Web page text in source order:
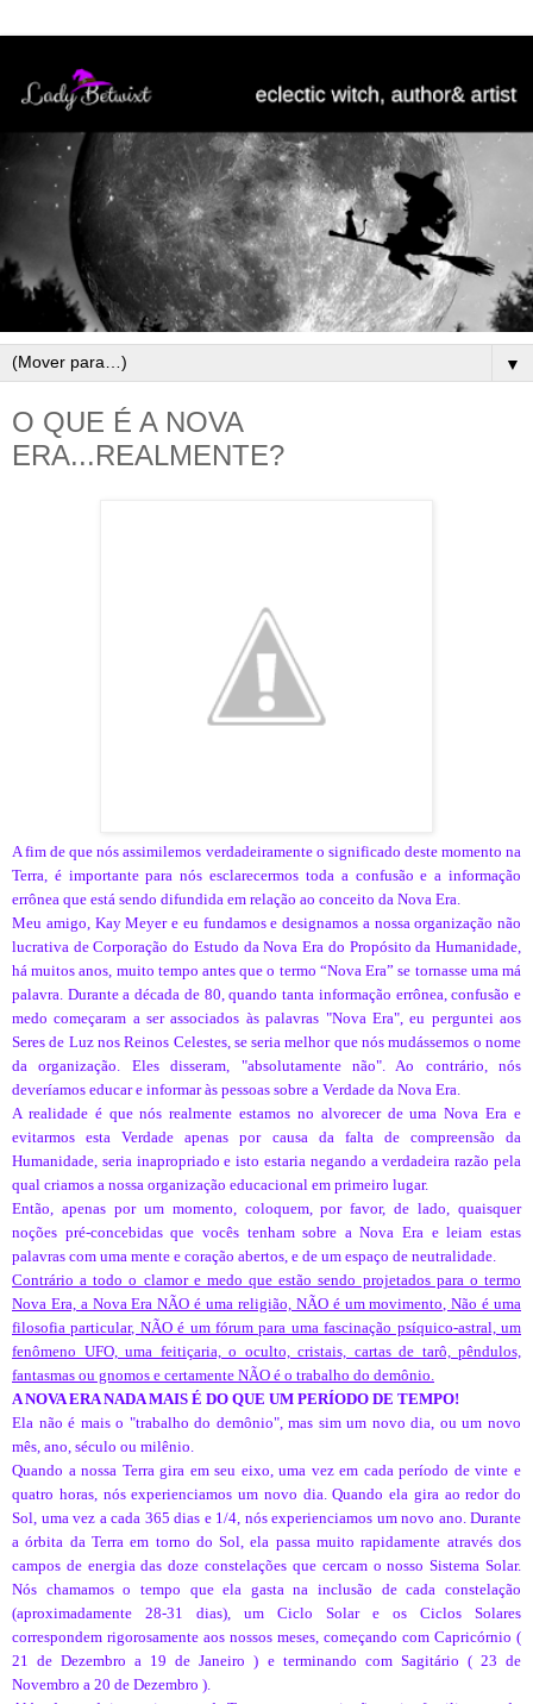
▼
O QUE É A NOVA
ERA...REALMENTE?
A fim de que nós assimilemos verdadeiramente o significado deste momento na
Terra, é importante para nós esclarecermos toda a confusão e a informação
errônea que está sendo difundida em relação ao conceito da Nova Era.
Meu amigo, Kay Meyer e eu fundamos e designamos a nossa organização não
lucrativa de Corporação do Estudo da Nova Era do Propósito da Humanidade,
há muitos anos, muito tempo antes que o termo “Nova Era” se tornasse uma má
palavra. Durante a década de 80, quando tanta informação errônea, confusão e
medo começaram a ser associados às palavras "Nova Era", eu perguntei aos
Seres de Luz nos Reinos Celestes, se seria melhor que nós mudássemos o nome
da organização. Eles disseram, "absolutamente não". Ao contrário, nós
deveríamos educar e informar às pessoas sobre a Verdade da Nova Era.
A realidade é que nós realmente estamos no alvorecer de uma Nova Era e
evitarmos esta Verdade apenas por causa da falta de compreensão da
Humanidade, seria inapropriado e isto estaria negando a verdadeira razão pela
qual criamos a nossa organização educacional em primeiro lugar.
Então, apenas por um momento, coloquem, por favor, de lado, quaisquer
noções pré-concebidas que vocês tenham sobre a Nova Era e leiam estas
palavras com uma mente e coração abertos, e de um espaço de neutralidade.
Contrário a todo o clamor e medo que estão sendo projetados para o termo
Nova Era, a Nova Era NÃO é uma religião, NÃO é um movimento, Não é uma
filosofia particular, NÃO é um fórum para uma fascinação psíquico-astral, um
fenômeno UFO, uma feitiçaria, o oculto, cristais, cartas de tarô, pêndulos,
fantasmas ou gnomos e certamente NÃO é o trabalho do demônio.
A NOVA ERA NADA MAIS É DO QUE UM PERÍODO DE TEMPO!
Ela não é mais o "trabalho do demônio", mas sim um novo dia, ou um novo
mês, ano, século ou milênio.
Quando a nossa Terra gira em seu eixo, uma vez em cada período de vinte e
quatro horas, nós experienciamos um novo dia. Quando ela gira ao redor do
Sol, uma vez a cada 365 dias e 1/4, nós experienciamos um novo ano. Durante
a órbita da Terra em torno do Sol, ela passa muito rapidamente através dos
campos de energia das doze constelações que cercam o nosso Sistema Solar.
Nós chamamos o tempo que ela gasta na inclusão de cada constelação
(aproximadamente 28-31 dias), um Ciclo Solar e os Ciclos Solares
correspondem rigorosamente aos nossos meses, começando com Capricórnio (
21 de Dezembro a 19 de Janeiro ) e terminando com Sagitário ( 23 de
Novembro a 20 de Dezembro ).